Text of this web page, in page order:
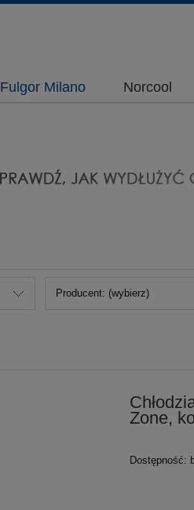
Fulgor Milano Norcool
Producent: (wybierz)
Zone,
Dostępność: